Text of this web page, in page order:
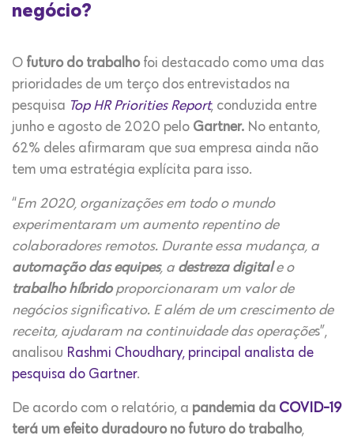
negócio?
O futuro do trabalho foi destacado como uma das
prioridades de um terço dos entrevistados na
pesquisa Top HR Priorities Report, conduzida entre
junho e agosto de 2020 pelo Gartner. No entanto,
62% deles afirmaram que sua empresa ainda não
tem uma estratégia explícita para isso.
“Em 2020, organizações em todo o mundo
experimentaram um aumento repentino de
colaboradores remotos. Durante essa mudança, a
automação das equipes, a destreza digitale o
trabalho híbridoproporcionaram um valor de
negócios significativo. E além de um crescimento de
receita, ajudaram na continuidade das operações”,
analisou Rashmi Choudhary, principal analista de
pesquisa do Gartner.
De acordo com o relatório, a pandemia da COVID-19
terá um efeito duradouro no futuro do trabalho,